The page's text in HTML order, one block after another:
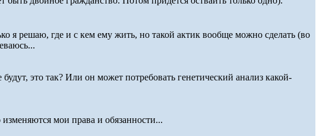
я решаю, где и с кем ему жить, но такой актик вообще можно сделать (во
это так? Или он может потребовать генетический анализ какой-
мои права и обязанности...